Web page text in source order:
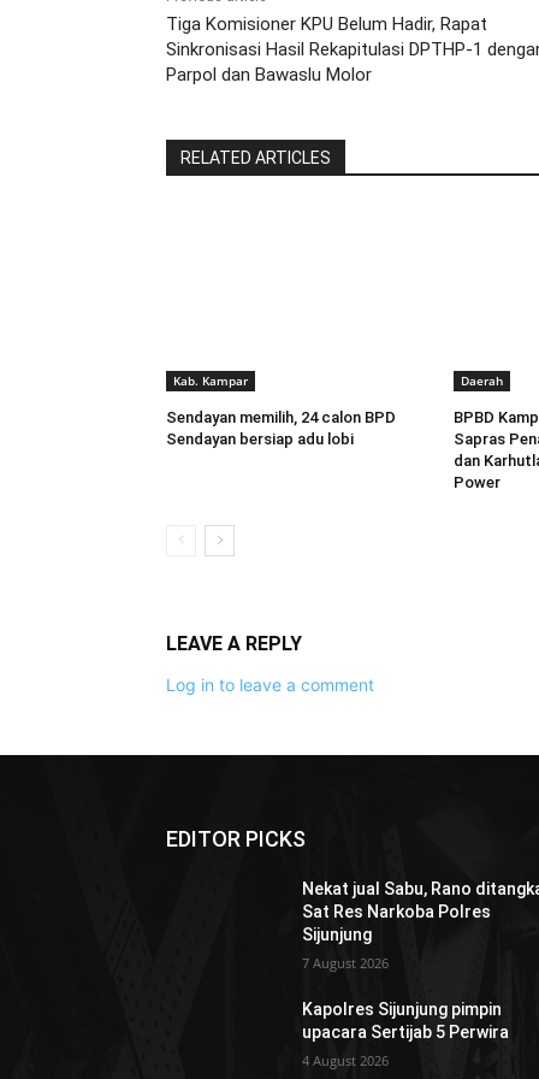
Tiga Komisioner KPU Belum Hadir, Rapat
Sinkronisasi Hasil Rekapitulasi DPTHP-1
Parpol dan Bawaslu Molor
RELATED ARTICLES
Kab. Kampar
Sendayan memilih, 24 calon BPD
Sendayan bersiap adu lobi
Daerah
BPBD
Sapras
dan
Power
LEAVE A REPLY
Log in to leave a comment
EDITOR PICKS
Nekat jual Sabu, Rano
Sat Res Narkoba Polres
Sijunjung
7 August 2026
Kapolres Sijunjung pimpin
upacara Sertijab 5 Perwira
4 August 2026